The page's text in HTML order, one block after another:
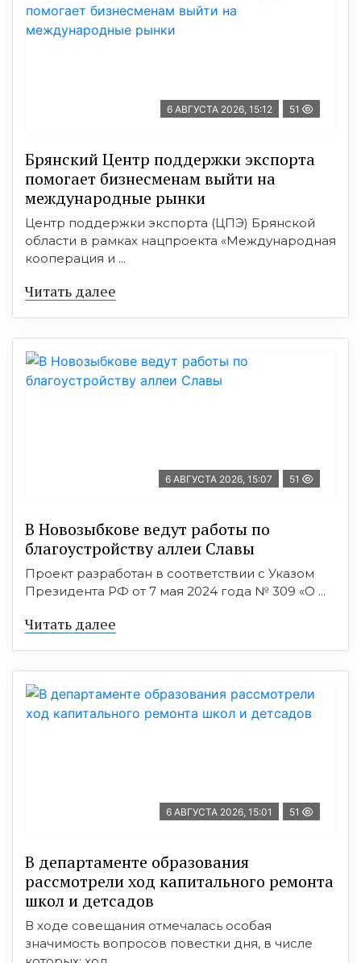
6 АВГУСТА 2026, 15:12 51
Брянский Центр поддержки экспорта
помогает бизнесменам выйти на
международные рынки
Центр поддержки экспорта (ЦПЭ) Брянской
области в рамках нацпроекта «Международная
кооперация и ...
Читать далее
6 АВГУСТА 2026, 15:07 51
В Новозыбкове ведут работы по
благоустройству аллеи Славы
Проект разработан в соответствии с Указом
Президента РФ от 7 мая 2024 года № 309 «О ...
Читать далее
6 АВГУСТА 2026, 15:01 51
В департаменте образования
рассмотрели ход капитального ремонта
школ и детсадов
В ходе совещания отмечалась особая
значимость вопросов повестки дня, в числе